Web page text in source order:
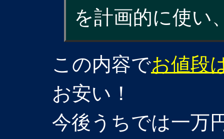
を計画的に使い
この内容でお値段
お安い！
今後うちでは一万